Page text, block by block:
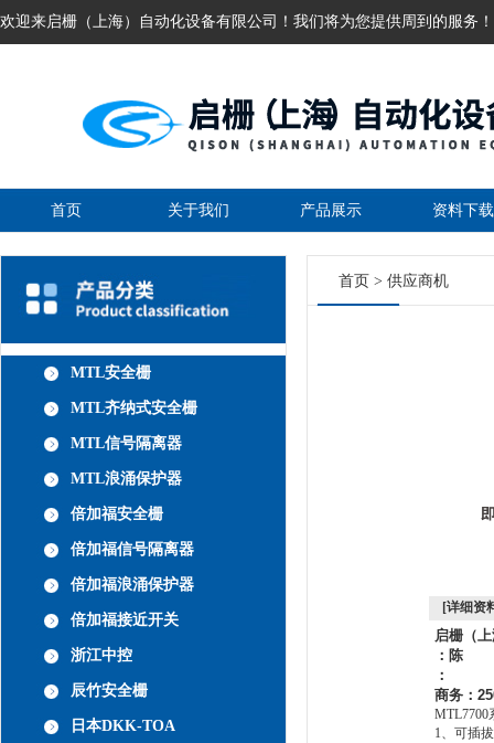
欢迎来启栅（上海）自动化设备有限公司！我们将为您提供周到的服务！
首页 关于我们 产品展示 资料下载
MTL安全栅
MTL齐纳式安全栅
MTL信号隔离器
MTL浪涌保护器
倍加福安全栅
倍加福信号隔离器
倍加福浪涌保护器
倍加福接近开关
浙江中控
辰竹安全栅
日本DKK-TOA
首页 > 供应商机
[详细资
启栅（
：陈
：
商务 ：
MTL7700
1、可插